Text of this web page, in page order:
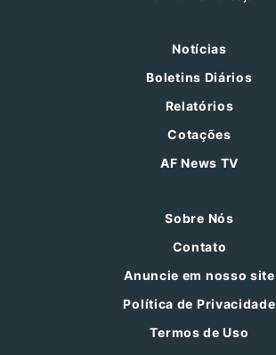
Notícias
Boletins Diários
Relatórios
Cotações
AF News TV
Sobre Nós
Contato
Anuncie em nosso site
Política de Privacidade
Termos de Uso